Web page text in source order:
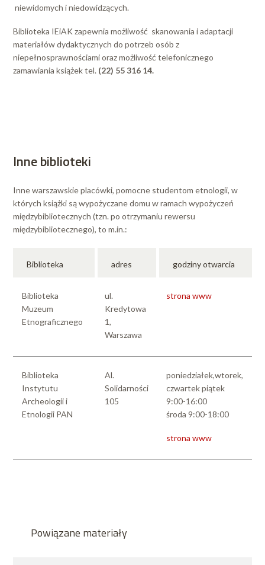
niewidomych i niedowidzących.
Biblioteka IEiAK zapewnia możliwość skanowania i adaptacji
materiałów dydaktycznych do potrzeb osób z
niepełnosprawnościami oraz możliwość telefonicznego
zamawiania książek tel. (22) 55 316 14.
Inne biblioteki
Inne warszawskie placówki, pomocne studentom etnologii, w
których książki są wypożyczane domu w ramach wypożyczeń
międzybibliotecznych (tzn. po otrzymaniu rewersu
międzybibliotecznego), to m.in.:
Biblioteka adres godziny otwarcia
Biblioteka
Muzeum
Etnograficznego
ul.
Kredytowa
1,
Warszawa
strona www
Biblioteka
Instytutu
Archeologii i
Etnologii PAN
Al.
Solidarności
105
poniedziałek,wtorek,
czwartek piątek
9:00-16:00
środa 9:00-18:00
strona www
Powiązane materiały